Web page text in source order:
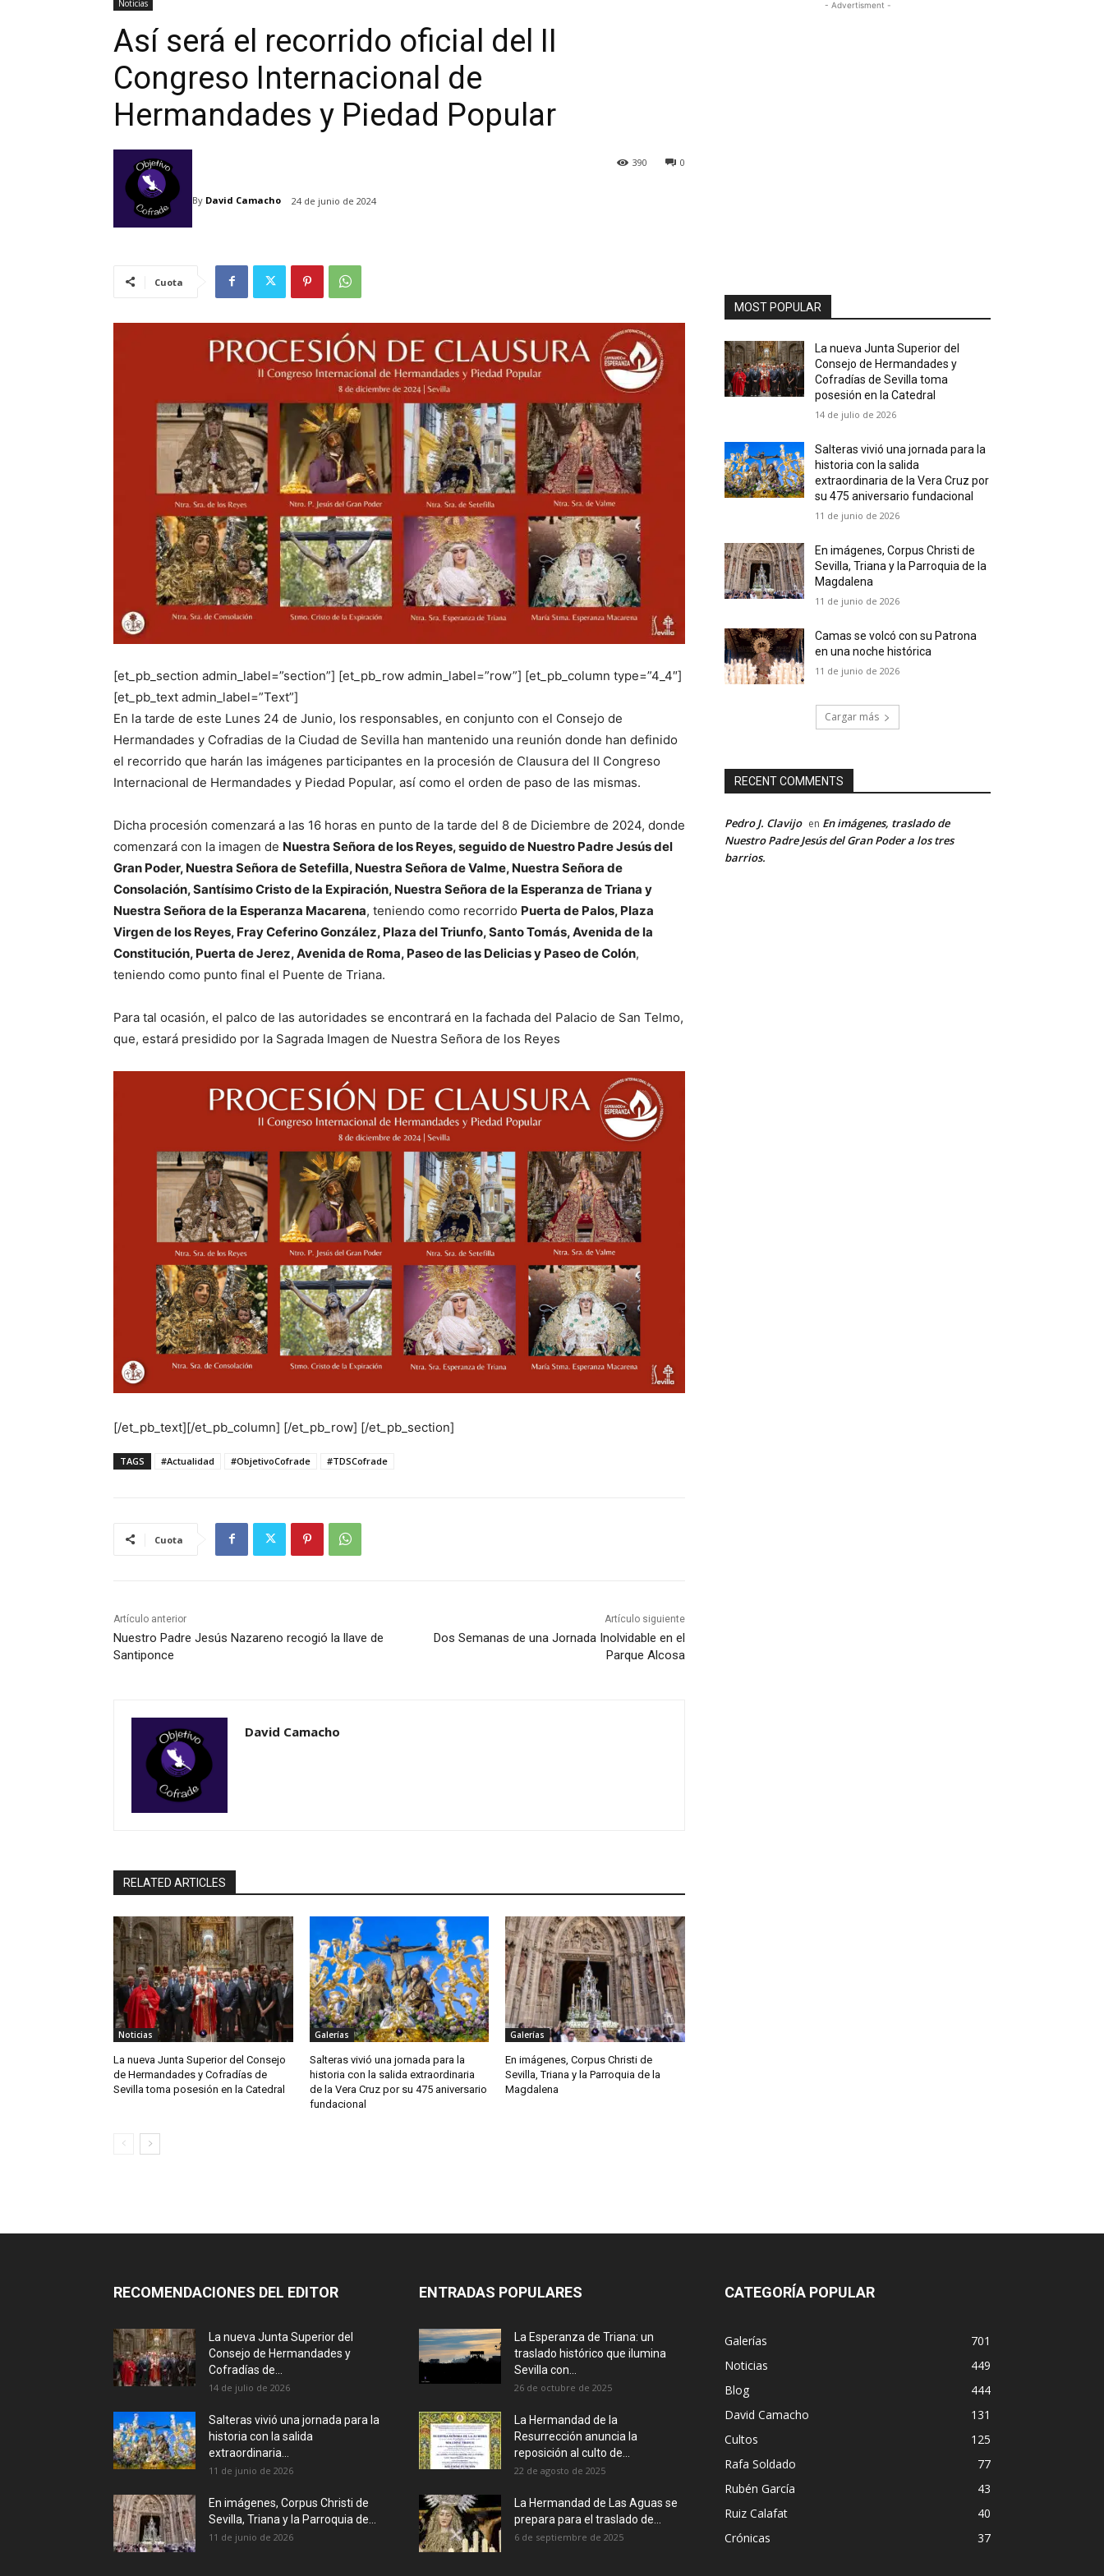
Noticias
Así será el recorrido oficial del II
Congreso Internacional de
Hermandades y Piedad Popular
By David Camacho 24 de junio de 2024
0
390
Cuota
[et_pb_section admin_label=”section”] [et_pb_row admin_label=”row”] [et_pb_column type=”4_4″]
[et_pb_text admin_label=”Text”]
En la tarde de este Lunes 24 de Junio, los responsables, en conjunto con el Consejo de
Hermandades y Cofradias de la Ciudad de Sevilla han mantenido una reunión donde han definido
el recorrido que harán las imágenes participantes en la procesión de Clausura del II Congreso
Internacional de Hermandades y Piedad Popular, así como el orden de paso de las mismas.
Dicha procesión comenzará a las 16 horas en punto de la tarde del 8 de Diciembre de 2024, donde
comenzará con la imagen de Nuestra Señora de los Reyes, seguido de Nuestro Padre Jesús del
Gran Poder, Nuestra Señora de Setefilla, Nuestra Señora de Valme, Nuestra Señora de
Consolación, Santísimo Cristo de la Expiración, Nuestra Señora de la Esperanza de Triana y
Nuestra Señora de la Esperanza Macarena, teniendo como recorrido Puerta de Palos, Plaza
Virgen de los Reyes, Fray Ceferino González, Plaza del Triunfo, Santo Tomás, Avenida de la
Constitución, Puerta de Jerez, Avenida de Roma, Paseo de las Delicias y Paseo de Colón,
teniendo como punto final el Puente de Triana.
Para tal ocasión, el palco de las autoridades se encontrará en la fachada del Palacio de San Telmo,
que, estará presidido por la Sagrada Imagen de Nuestra Señora de los Reyes
[/et_pb_text][/et_pb_column] [/et_pb_row] [/et_pb_section]
TAGS #Actualidad #ObjetivoCofrade #TDSCofrade
Cuota
Artículo anterior
Nuestro Padre Jesús Nazareno recogió la llave de
Santiponce
Artículo siguiente
Dos Semanas de una Jornada Inolvidable en el
Parque Alcosa
David Camacho
RELATED ARTICLES
Noticias
La nueva Junta Superior del Consejo
de Hermandades y Cofradías de
Sevilla toma posesión en la Catedral
Galerías
Salteras vivió una jornada para la
historia con la salida extraordinaria
de la Vera Cruz por su 475 aniversario
fundacional
Galerías
En imágenes, Corpus Christi de
Sevilla, Triana y la Parroquia de la
Magdalena
- Advertisment -
MOST POPULAR
La nueva Junta Superior del
Consejo de Hermandades y
Cofradías de Sevilla toma
posesión en la Catedral
14 de julio de 2026
Salteras vivió una jornada para la
historia con la salida
extraordinaria de la Vera Cruz por
su 475 aniversario fundacional
11 de junio de 2026
En imágenes, Corpus Christi de
Sevilla, Triana y la Parroquia de la
Magdalena
11 de junio de 2026
Camas se volcó con su Patrona
en una noche histórica
11 de junio de 2026
Cargar más
RECENT COMMENTS
Pedro J. Clavijo en En imágenes, traslado de
Nuestro Padre Jesús del Gran Poder a los tres
barrios.
RECOMENDACIONES DEL EDITOR
La nueva Junta Superior del
Consejo de Hermandades y
Cofradías de...
14 de julio de 2026
Salteras vivió una jornada para la
historia con la salida
extraordinaria...
11 de junio de 2026
En imágenes, Corpus Christi de
Sevilla, Triana y la Parroquia de...
11 de junio de 2026
ENTRADAS POPULARES
La Esperanza de Triana: un
traslado histórico que ilumina
Sevilla con...
26 de octubre de 2025
La Hermandad de la
Resurrección anuncia la
reposición al culto de...
22 de agosto de 2025
La Hermandad de Las Aguas se
prepara para el traslado de...
6 de septiembre de 2025
CATEGORÍA POPULAR
Galerías
701
Noticias
449
Blog
444
David Camacho
131
Cultos
125
Rafa Soldado
77
Rubén García
43
Ruiz Calafat
40
Crónicas
37